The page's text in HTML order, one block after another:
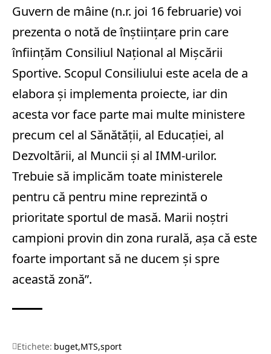
Guvern de mâine (n.r. joi 16 februarie) voi
prezenta o notă de înștiințare prin care
înființăm Consiliul Național al Mișcării
Sportive. Scopul Consiliului este acela de a
elabora și implementa proiecte, iar din
acesta vor face parte mai multe ministere
precum cel al Sănătății, al Educației, al
Dezvoltării, al Muncii și al IMM-urilor.
Trebuie să implicăm toate ministerele
pentru că pentru mine reprezintă o
prioritate sportul de masă. Marii noștri
campioni provin din zona rurală, așa că este
foarte important să ne ducem și spre
această zonă”.
Etichete: buget MTS sport